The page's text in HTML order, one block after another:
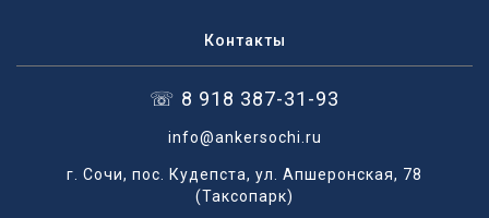
Контакты
☏ 8 918 387-31-93
info@ankersochi.ru
г. Сочи, пос. Кудепста, ул. Апшеронская, 78
(Таксопарк)